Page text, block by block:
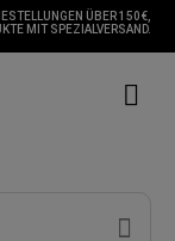
ÜBER 150 €,
MIT SPEZIALVERSAND.